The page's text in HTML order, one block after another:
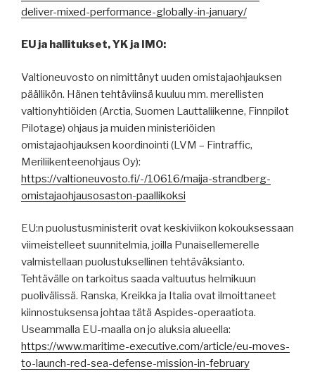
deliver-mixed-performance-globally-in-january/
EU ja hallitukset, YK ja IMO:
Valtioneuvosto on nimittänyt uuden omistajaohjauksen
päällikön. Hänen tehtäviinsä kuuluu mm. merellisten
valtionyhtiöiden (Arctia, Suomen Lauttaliikenne, Finnpilot
Pilotage) ohjaus ja muiden ministeriöiden
omistajaohjauksen koordinointi (LVM – Fintraffic,
Meriliikenteenohjaus Oy):
https://valtioneuvosto.fi/-/10616/maija-strandberg-
omistajaohjausosaston-paallikoksi
EU:n puolustusministerit ovat keskiviikon kokouksessaan
viimeistelleet suunnitelmia, joilla Punaisellemerelle
valmistellaan puolustuksellinen tehtäväksianto.
Tehtävälle on tarkoitus saada valtuutus helmikuun
puolivälissä. Ranska, Kreikka ja Italia ovat ilmoittaneet
kiinnostuksensa johtaa tätä Aspides-operaatiota.
Useammalla EU-maalla on jo aluksia alueella:
https://www.maritime-executive.com/article/eu-moves-
to-launch-red-sea-defense-mission-in-february